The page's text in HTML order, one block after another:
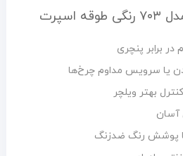
برابر پنچری
یا سرویس مداوم چرخ‌ها
بهتر ویلچر
آسان
پوشش رنگ ضدزنگ